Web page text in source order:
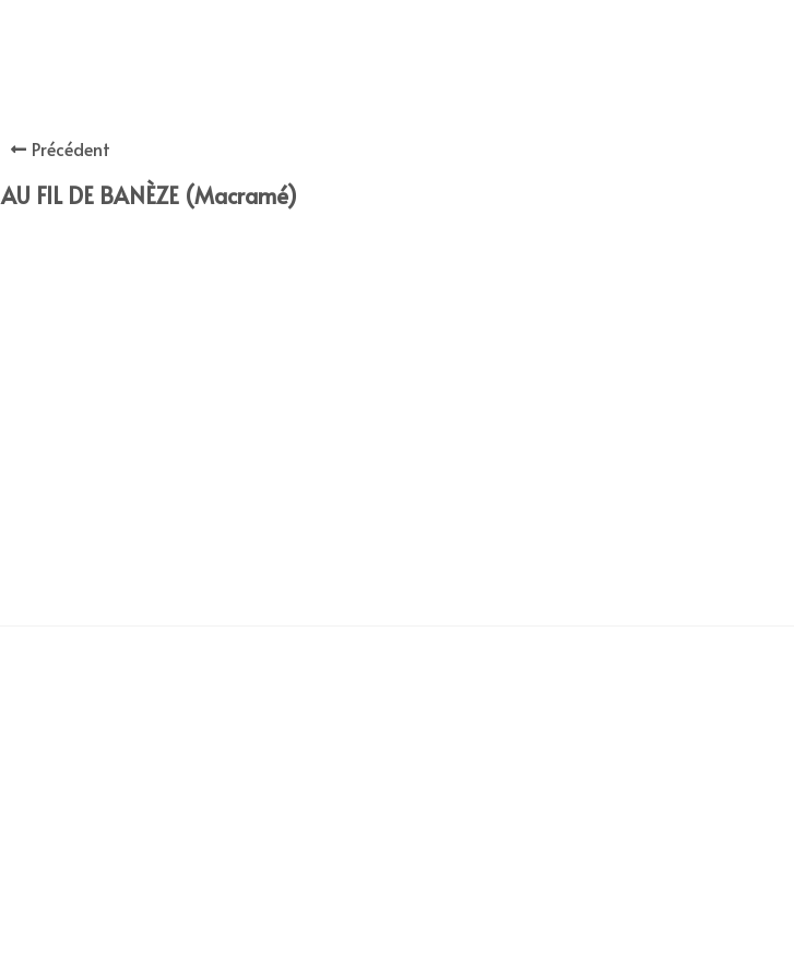
Précédent
AU FIL DE BANÈZE (Macramé)